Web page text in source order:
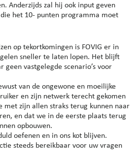
Anderzijds zal hij ook input geven
het 10- punten programma moet
op tekortkomingen is FOVIG er in
sneller te laten lopen. Het blijft
geen vastgelegde scenario’s voor
van de ongewone en moeilijke
en zijn netwerk terecht gekomen
met zijn allen straks terug kunnen naar
en dat we in de eerste plaats terug
opbouwen.
oefenen en in ons kot blijven.
steeds bereikbaar voor uw vragen